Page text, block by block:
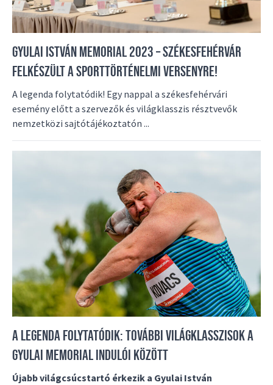
GYULAI ISTVÁN MEMORIAL 2023 – SZÉKESFEHÉRVÁR
FELKÉSZÜLT A SPORTTÖRTÉNELMI VERSENYRE!
A legenda folytatódik! Egy nappal a székesfehérvári
esemény előtt a szervezők és világklasszis résztvevők
nemzetközi sajtótájékoztatón ...
A LEGENDA FOLYTATÓDIK: TOVÁBBI VILÁGKLASSZISOK A
GYULAI MEMORIAL INDULÓI KÖZÖTT
Újabb világcsúcstartó érkezik a Gyulai István